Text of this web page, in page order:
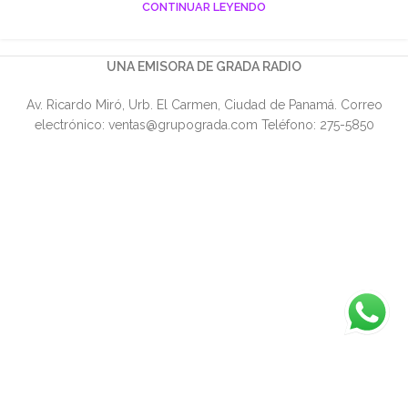
CONTINUAR LEYENDO
UNA EMISORA DE GRADA RADIO
Av. Ricardo Miró, Urb. El Carmen, Ciudad de Panamá. Correo
electrónico: ventas@grupograda.com Teléfono: 275-5850